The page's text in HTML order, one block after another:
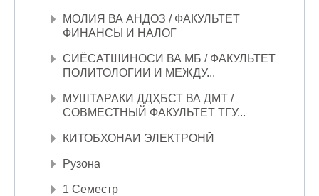
МОЛИЯ ВА АНДОЗ / ФАКУЛЬТЕТ
ФИНАНСЫ И НАЛОГ
СИЁСАТШИНОСӢ ВА МБ / ФАКУЛЬТЕТ
ПОЛИТОЛОГИИ И МЕЖДУ...
МУШТАРАКИ ДДҲБСТ ВА ДМТ /
СОВМЕСТНЫЙ ФАКУЛЬТЕТ ТГУ...
КИТОБХОНАИ ЭЛЕКТРОНӢ
Рӯзона
1 Семестр